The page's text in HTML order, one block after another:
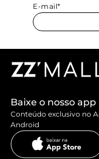
E-mail*
Baixe o nosso app
Conteúdo exclusivo no
Android